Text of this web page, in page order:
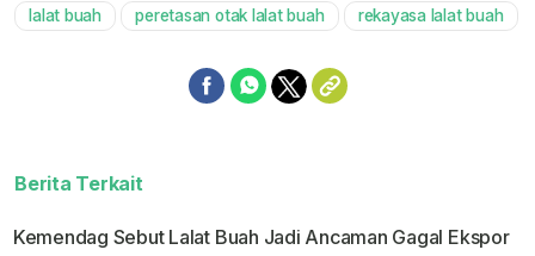
Mute
lalat buah peretasan otak lalat buah rekayasa lalat buah
Berita Terkait
Kemendag Sebut Lalat Buah Jadi Ancaman Gagal Ekspor